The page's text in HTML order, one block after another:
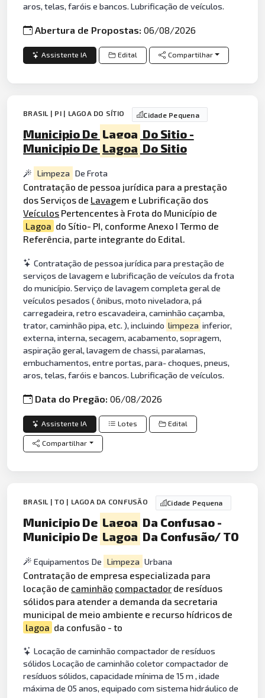
aros, telas, faróis e bancos. Lubrificação de veículos.
Abertura de Propostas:06/08/2026
Assistente IA Edital Compartilhar
BRASIL | PI | LAGOA DO SÍTIO Cidade Pequena
Municipio De Lagoa Do Sitio -
Municipio De Lagoa Do Sitio
Limpeza De Frota
Contratação de pessoa jurídica para a prestação
dos Serviços de Lavagem e Lubrificação dos
Veículos Pertencentes à Frota do Município de
Lagoa do Sítio- PI, conforme Anexo I Termo de
Referência, parte integrante do Edital.
Contratação de pessoa jurídica para prestação de
serviços de lavagem e lubrificação de veículos da frota
do município. Serviço de lavagem completa geral de
veículos pesados ( ônibus, moto niveladora, pá
carregadeira, retro escavadeira, caminhão caçamba,
trator, caminhão pipa, etc. ), incluindo limpeza inferior,
externa, interna, secagem, acabamento, sopragem,
aspiração geral, lavagem de chassi, paralamas,
embuchamentos, entre portas, para- choques, pneus,
aros, telas, faróis e bancos. Lubrificação de veículos.
Data do Pregão:06/08/2026
Assistente IA Lotes Edital
Compartilhar
BRASIL | TO | LAGOA DA CONFUSÃO Cidade Pequena
Municipio De Lagoa Da Confusao -
Municipio De Lagoa Da Confusão/ TO
Equipamentos De Limpeza Urbana
Contratação de empresa especializada para
locação de caminhão compactador de resíduos
sólidos para atender a demanda da secretaria
municipal de meio ambiente e recurso hídricos de
lagoa da confusão - to
Locação de caminhão compactador de resíduos
sólidos Locação de caminhão coletor compactador de
resíduos sólidos, capacidade mínima de 15 m , idade
máxima de 05 anos, equipado com sistema hidráulico de